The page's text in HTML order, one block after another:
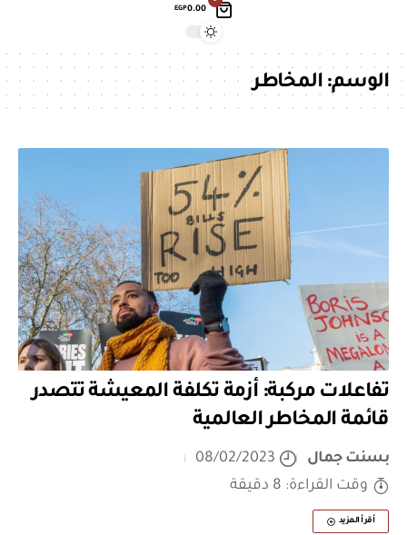
EGP0.00
الوسم:المخاطر
تفاعلات مركبة: أزمة تكلفة المعيشة تتصدر
قائمة المخاطر العالمية
بسنت جمال
08/02/2023
وقت القراءة: 8 دقيقة
أقرأ المزيد